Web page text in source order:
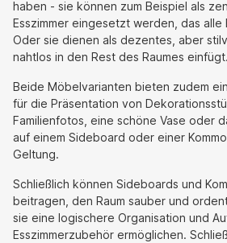
haben - sie können zum Beispiel als
Esszimmer eingesetzt werden, das alle
Oder sie dienen als dezentes, aber
nahtlos in den Rest des Raumes einfügt.
Beide Möbelvarianten bieten zudem
für die Präsentation von
Familienfotos, eine schöne Vase oder
auf einem Sideboard oder einer
Geltung.
Schließlich können Sideboards und
beitragen, den Raum sauber und
sie eine logischere Organisation und
Esszimmerzubehör ermöglichen.